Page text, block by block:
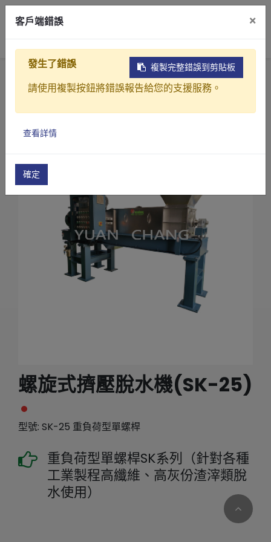
產品介紹
產業解決方案
關於元錩
English (US)
首頁 產品
污水(廢水)處理設備
螺旋式污泥脫水機
螺旋式擠壓脫水機(SK系列)
螺旋式擠壓脫水機(SK-25)
螺旋式擠壓脫水機(SK-25)
型號: SK-25 重負荷型單螺桿
重負荷型單螺桿SK系列（針對各種
工業製程高纖維、高灰份渣滓類脫
水使用）
客戶端錯誤 ×
複製完整錯誤到剪貼板
發生了錯誤
請使用複製按鈕將錯誤報告給您的支援服務。
查看詳情
確定